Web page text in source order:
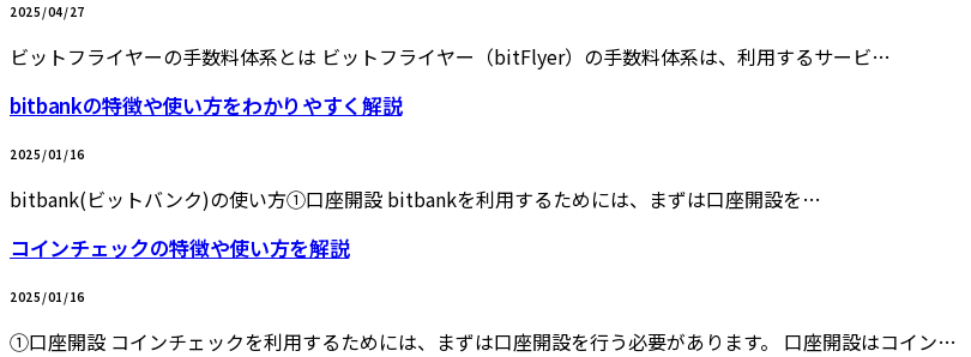
2025/04/27
ビットフライヤーの手数料体系とは ビットフライヤー（bitFlyer）の手数料体系は、利用するサービ…
bitbankの特徴や使い方をわかりやすく解説
2025/01/16
bitbank(ビットバンク)の使い方①口座開設 bitbankを利用するためには、まずは口座開設を…
コインチェックの特徴や使い方を解説
2025/01/16
①口座開設 コインチェックを利用するためには、まずは口座開設を行う必要があります。 口座開設はコイン…